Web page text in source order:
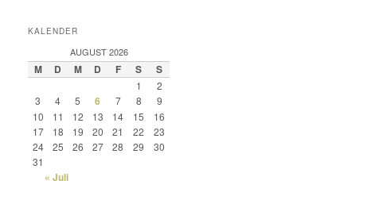
KALENDER
AUGUST 2026
M D M D F S S
1
2
3
4 5 6 7 8
9
10
11 12 13 14 15
16
17
18 19 20 21 22
23
24
25 26 27 28 29
30
31
« Juli